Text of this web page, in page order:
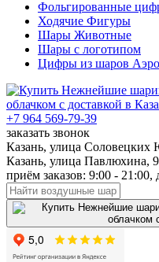
Фольгированные
Ходячие Фигуры
Шары Животные
Шары с логотипом
Цифры из шаров
+7 964 569-79-39
заказать звонок
Казань, улица Соловецких
Казань, улица Павлюхина,
приём заказов: 9:00 - 21:00,